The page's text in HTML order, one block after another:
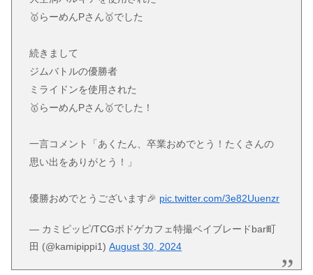
🥇らーめんPさん🥇でした
続きまして
ジムバトルの優勝者
ミライドンを使用された
🥇らーめんPさん🥇でした！
一言コメント「あくたん、卒業おめでとう！たくさんの
思い出をありがとう！」
優勝おめでとうございます🎉 pic.twitter.com/3e82Uuenzr
— カミピッピ/TCGボドゲカフェ特撮ベイブレードbar町
田 (@kamipippi1)August 30, 2024